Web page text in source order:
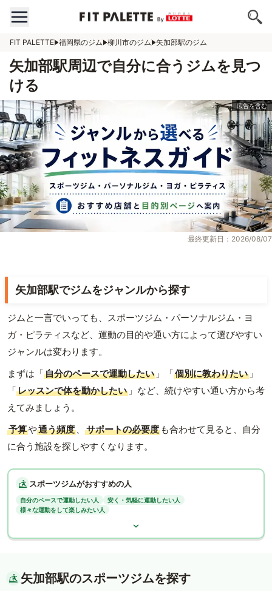
FIT PALETTE 福岡県のジム 柳川市のジム 矢加部駅のジム
矢加部駅周辺で自分に合うジムを見つ
ける
最終更新日：2026/08/07
矢加部駅でジムをジャンルから探す
ジムと一言でいっても、スポーツジム・パーソナルジム・ヨ
ガ・ピラティスなど、運動の目的や通い方によって選びやすい
ジャンルは変わります。
まずは「自分のペースで運動したい 」「個別に教わりたい 」
「レッスンで体を動かしたい 」など、続けやすい通い方から考
えてみましょう。
予算や通う頻度 、 サポートの必要度 も合わせて見ると、自分
に合う施設を探しやすくなります。
スポーツジムがおすすめの人
自分のペースで運動したい人
安く・気軽に運動したい人
様々な運動をして楽しみたい人
矢加部駅のスポーツジムを探す